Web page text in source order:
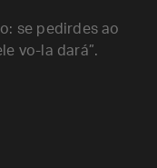
se pedirdes ao
vo-la dará”.